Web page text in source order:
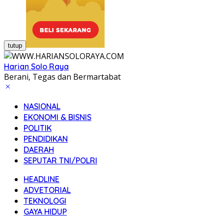
tutup
Harian Solo Raya
Berani, Tegas dan Bermartabat
NASIONAL
EKONOMI & BISNIS
POLITIK
PENDIDIKAN
DAERAH
SEPUTAR TNI/POLRI
HEADLINE
ADVETORIAL
TEKNOLOGI
GAYA HIDUP